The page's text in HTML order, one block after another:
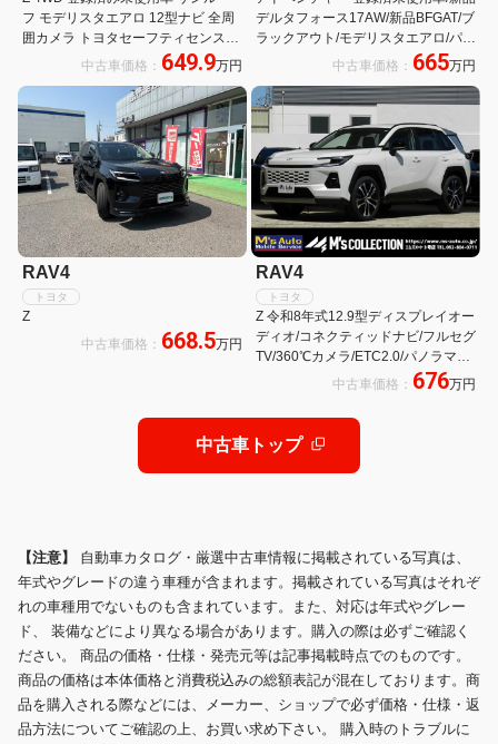
フ モデリスタエアロ 12型ナビ 全周
囲カメラ トヨタセーフティセンス
BSM デジタルインナーミラー メモ
リー付パワーシート パークアシスト
中古車価格： 649.9万円
デルタフォース17AW/新品BFGAT/ブ
ラックアウト/モデリスタエアロ/パノ
ラマムーンルーフ/全方位/ドラレ
コ/ETC2.0/パワーバックドア/ITSコ
ネクト/12.9インチナビ
中古車価格： 665万円
RAV4
トヨタ
Z
中古車価格： 668.5万円
RAV4
トヨタ
Z 令和8年式12.9型ディスプレイオー
ディオ/コネクティッドナビ/フルセグ
TV/360℃カメラ/ETC2.0/パノラマム
ーンルーフ/20インチホイール/スペ
中古車価格： 676万円
中古車トップ
【注意】 自動車カタログ・厳選中古車情報に掲載されている写真は、
年式やグレードの違う車種が含まれます。掲載されている写真はそれぞ
れの車種用でないものも含まれています。また、対応は年式やグレー
ド、 装備などにより異なる場合があります。購入の際は必ずご確認く
ださい。 商品の価格・仕様・発売元等は記事掲載時点でのものです。
商品の価格は本体価格と消費税込みの総額表記が混在しております。商
品を購入される際などには、メーカー、ショップで必ず価格・仕様・返
品方法についてご確認の上、お買い求め下さい。 購入時のトラブルに